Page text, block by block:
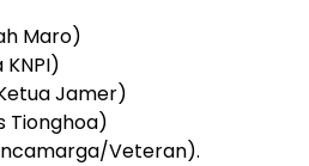
Maro)
Jamer)
Tionghoa)
Veteran).